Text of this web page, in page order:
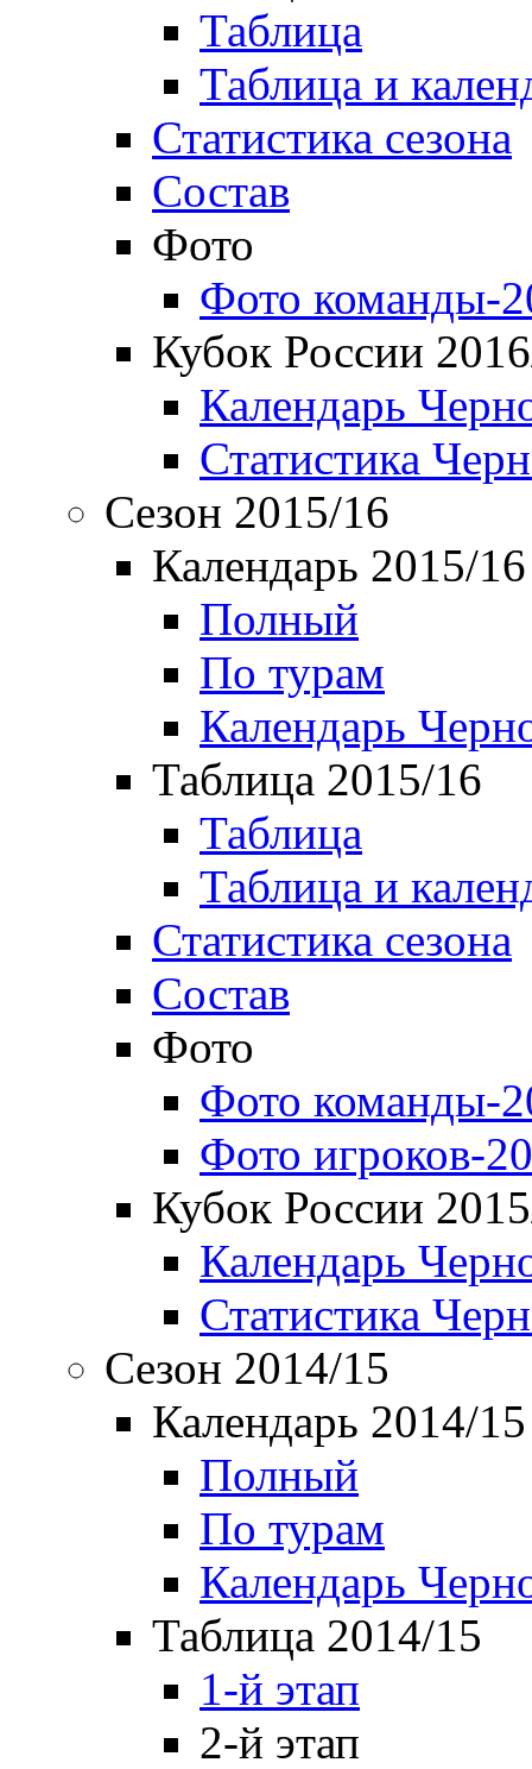
Таблица
Таблица и
Статистика сезона
Состав
Фото
Фото команды-
Кубок России
Календарь
Статистика
Сезон 2015/16
Календарь 2015/16
Полный
По турам
Календарь
Таблица 2015/16
Таблица
Таблица и
Статистика сезона
Состав
Фото
Фото команды-
Фото игроков-
Кубок России
Календарь
Статистика
Сезон 2014/15
Календарь 2014/15
Полный
По турам
Календарь
Таблица 2014/15
1-й этап
2-й этап